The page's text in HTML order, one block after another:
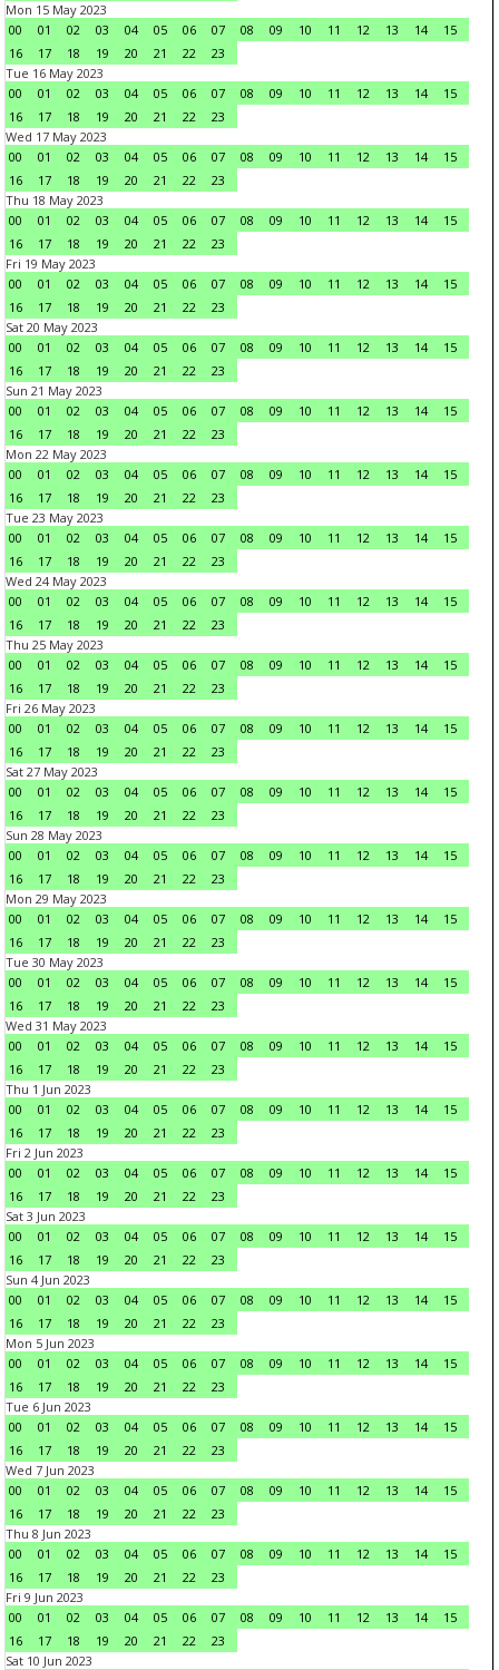
Mon 15 May 2023
00
01 02 03 04 05 06 07 08 09 10 11 12 13 14
15
16
17 18 19 20 21 22
23
Tue 16 May 2023
00
01 02 03 04 05 06 07 08 09 10 11 12 13 14
15
16
17 18 19 20 21 22
23
Wed 17 May 2023
00
01 02 03 04 05 06 07 08 09 10 11 12 13 14
15
16
17 18 19 20 21 22
23
Thu 18 May 2023
00
01 02 03 04 05 06 07 08 09 10 11 12 13 14
15
16
17 18 19 20 21 22
23
Fri 19 May 2023
00
01 02 03 04 05 06 07 08 09 10 11 12 13 14
15
16
17 18 19 20 21 22
23
Sat 20 May 2023
00
01 02 03 04 05 06 07 08 09 10 11 12 13 14
15
16
17 18 19 20 21 22
23
Sun 21 May 2023
00
01 02 03 04 05 06 07 08 09 10 11 12 13 14
15
16
17 18 19 20 21 22
23
Mon 22 May 2023
00
01 02 03 04 05 06 07 08 09 10 11 12 13 14
15
16
17 18 19 20 21 22
23
Tue 23 May 2023
00
01 02 03 04 05 06 07 08 09 10 11 12 13 14
15
16
17 18 19 20 21 22
23
Wed 24 May 2023
00
01 02 03 04 05 06 07 08 09 10 11 12 13 14
15
16
17 18 19 20 21 22
23
Thu 25 May 2023
00
01 02 03 04 05 06 07 08 09 10 11 12 13 14
15
16
17 18 19 20 21 22
23
Fri 26 May 2023
00
01 02 03 04 05 06 07 08 09 10 11 12 13 14
15
16
17 18 19 20 21 22
23
Sat 27 May 2023
00
01 02 03 04 05 06 07 08 09 10 11 12 13 14
15
16
17 18 19 20 21 22
23
Sun 28 May 2023
00
01 02 03 04 05 06 07 08 09 10 11 12 13 14
15
16
17 18 19 20 21 22
23
Mon 29 May 2023
00
01 02 03 04 05 06 07 08 09 10 11 12 13 14
15
16
17 18 19 20 21 22
23
Tue 30 May 2023
00
01 02 03 04 05 06 07 08 09 10 11 12 13 14
15
16
17 18 19 20 21 22
23
Wed 31 May 2023
00
01 02 03 04 05 06 07 08 09 10 11 12 13 14
15
16
17 18 19 20 21 22
23
Thu 1 Jun 2023
00
01 02 03 04 05 06 07 08 09 10 11 12 13 14
15
16
17 18 19 20 21 22
23
Fri 2 Jun 2023
00
01 02 03 04 05 06 07 08 09 10 11 12 13 14
15
16
17 18 19 20 21 22
23
Sat 3 Jun 2023
00
01 02 03 04 05 06 07 08 09 10 11 12 13 14
15
16
17 18 19 20 21 22
23
Sun 4 Jun 2023
00
01 02 03 04 05 06 07 08 09 10 11 12 13 14
15
16
17 18 19 20 21 22
23
Mon 5 Jun 2023
00
01 02 03 04 05 06 07 08 09 10 11 12 13 14
15
16
17 18 19 20 21 22
23
Tue 6 Jun 2023
00
01 02 03 04 05 06 07 08 09 10 11 12 13 14
15
16
17 18 19 20 21 22
23
Wed 7 Jun 2023
00
01 02 03 04 05 06 07 08 09 10 11 12 13 14
15
16
17 18 19 20 21 22
23
Thu 8 Jun 2023
00
01 02 03 04 05 06 07 08 09 10 11 12 13 14
15
16
17 18 19 20 21 22
23
Fri 9 Jun 2023
00
01 02 03 04 05 06 07 08 09 10 11 12 13 14
15
16
17 18 19 20 21 22
23
Sat 10 Jun 2023